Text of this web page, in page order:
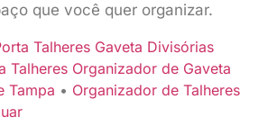
que você quer organizar.
Talheres Gaveta Divisórias
Talheres Organizador de Gaveta
Tampa • Organizador de Talheres